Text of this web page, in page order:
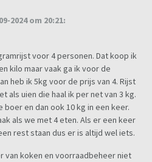
2024 om 20:21:
voor 4 personen. Dat koop ik
kilo maar vaak ga ik voor de
heb ik 5kg voor de prijs van 4. Rijst
als uien die haal ik per net van 3 kg.
boer en dan ook 10 kg in een keer.
als we met 4 eten. Als er een keer
rest staan dus er is altijd wel iets.
van koken en voorraadbeheer niet